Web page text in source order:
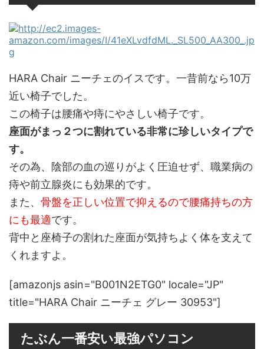
HARA Chair ニーチェのイスです。一昔前なら10万
近い椅子でした。
この椅子は腰痛や痔にやさしい椅子です。
座面がまっ２つに割れている非常に珍しいタイプで
す。
その為、陰部の血の巡りがよく圧迫せず、職業病の
痔や前立腺炎にも効果的です。
また、 骨盤を正しい位置で抑えるので腰痛持ちの方
にも最適です。
背中と座椅子の割れた座面が気持ちよく体を支えて
くれますよ。
[amazonjs asin="B001N2ETG0" locale="JP"
title="HARA Chair ニーチェ グレー 30953"]
たぶん一番安い最強パソコン